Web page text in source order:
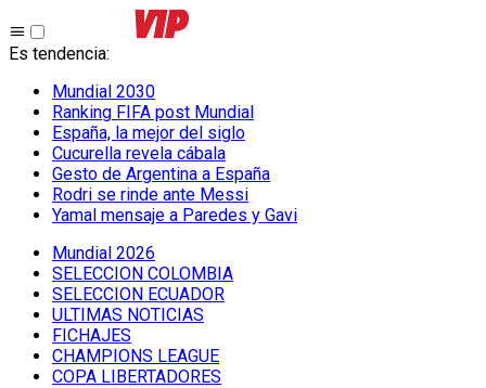
Es tendencia:
Mundial 2030
Ranking FIFA post Mundial
España, la mejor del siglo
Cucurella revela cábala
Gesto de Argentina a España
Rodri se rinde ante Messi
Yamal mensaje a Paredes y Gavi
Mundial 2026
SELECCION COLOMBIA
SELECCION ECUADOR
ULTIMAS NOTICIAS
FICHAJES
CHAMPIONS LEAGUE
COPA LIBERTADORES